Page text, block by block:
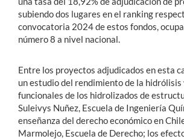
subiendo dos lugares en el ranking
convocatoria 2024 de estos fondos,
número 8 a nivel nacional.
Entre los proyectos adjudicados en esta
un estudio del rendimiento de la hidrólisis
funcionales de los hidrolizados de
Suleivys Nuñez, Escuela de Ingeniería
enseñanza del derecho económico en
Marmolejo, Escuela de Derecho; los